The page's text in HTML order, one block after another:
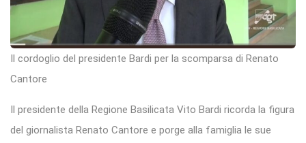
Il cordoglio del presidente Bardi per la scomparsa di Renato
Cantore
Il presidente della Regione Basilicata Vito Bardi ricorda la figura
del giornalista Renato Cantore e porge alla famiglia le sue